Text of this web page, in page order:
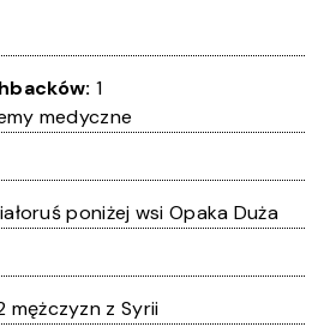
1
medyczne
poniżej wsi Opaka Duża
mężczyzn z Syrii